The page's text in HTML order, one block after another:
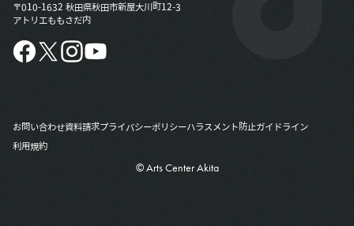
〒010-1632 秋田県秋田市新屋大川町12-3
アトリエももさだ内
お問い合わせ資料請求プライバシーポリシーハラスメント防止ガイドライン
利用規約
© Arts Center Akita